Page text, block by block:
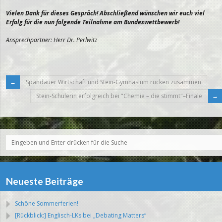
Vielen Dank für dieses Gespräch! Abschließend wünschen wir euch viel
Erfolg für die nun folgende Teilnahme am Bundeswettbewerb!
Ansprechpartner: Herr Dr. Perlwitz
Spandauer Wirtschaft und Stein-Gymnasium rücken zusammen
Stein-Schülerin erfolgreich bei "Chemie – die stimmt"–Finale
Neueste Beiträge
Schöne Sommerferien!
[Rückblick:] Englisch-LKs bei „Debating Matters“